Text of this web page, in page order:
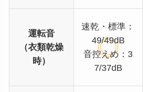
運転音
（衣類乾燥
時）
速乾・標準：
49/49dB
音控えめ：3
7/37dB